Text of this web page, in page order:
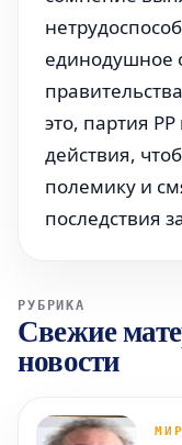
единодушное
это, партия
действия,
полемику и
последствия
РУБРИКА
Свежие
новости